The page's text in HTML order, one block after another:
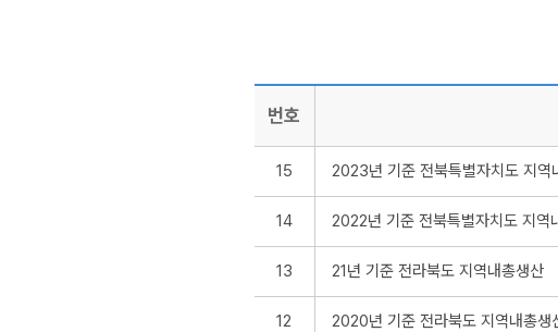
번호
15 2023년 기준 전북특별자치도 지역
14 2022년 기준 전북특별자치도 지역
13 21년 기준 전라북도 지역내총생산
12 2020년 기준 전라북도 지역내총생